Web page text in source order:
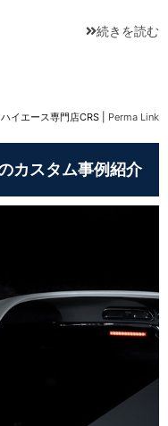
続きを読む
ハイエース専門店CRS Perma Link
カスタム事例紹介